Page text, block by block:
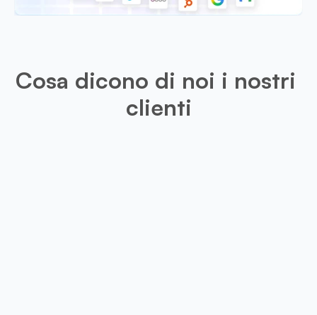
Cosa dicono di noi i nostri
clienti